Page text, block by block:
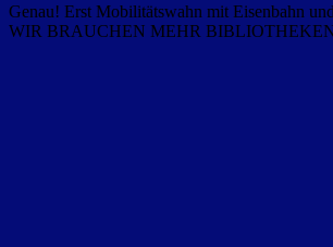
Genau! Erst Mobilitätswahn mit Eisenbahn
WIR BRAUCHEN MEHR